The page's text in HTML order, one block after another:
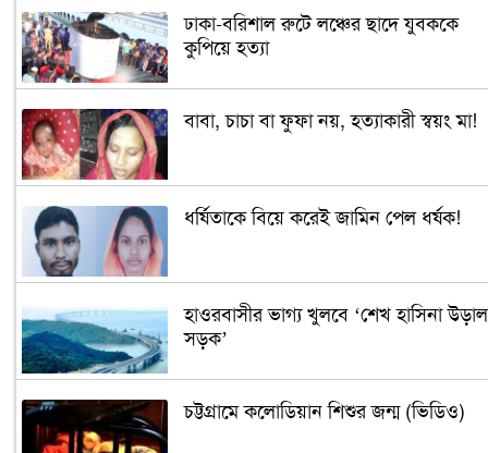
ঢাকা-বরিশাল রুটে লঞ্চের ছাদে যুবককে
কুপিয়ে হত্যা
বাবা, চাচা বা ফুফা নয়, হত্যাকারী স্বয়ং মা!
ধর্ষিতাকে বিয়ে করেই জামিন পেল ধর্ষক!
হাওরবাসীর ভাগ্য খুলবে ‘শেখ হাসিনা উড়াল
সড়ক’
চট্টগ্রামে কলোডিয়ান শিশুর জন্ম (ভিডিও)